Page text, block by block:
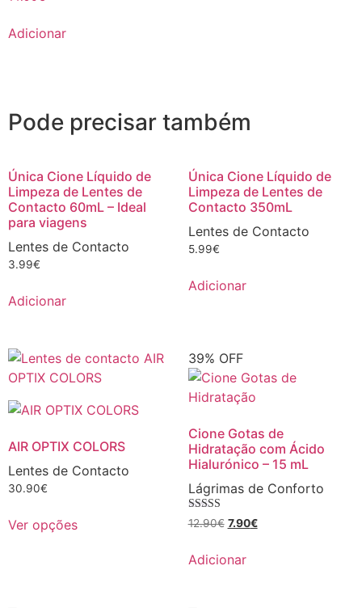
Adicionar
Pode precisar também
Única Cione Líquido de
Limpeza de Lentes de
Contacto 60mL – Ideal
para viagens
Lentes de Contacto
3.99€
Adicionar
Única Cione Líquido de
Limpeza de Lentes de
Contacto 350mL
Lentes de Contacto
5.99€
Adicionar
AIR OPTIX COLORS
Lentes de Contacto
30.90€
Ver opções
39% OFF
Cione Gotas de
Hidratação com Ácido
Hialurónico – 15 mL
Lágrimas de Conforto
Avaliação
5.00
12.90€ 7.90€
Adicionar